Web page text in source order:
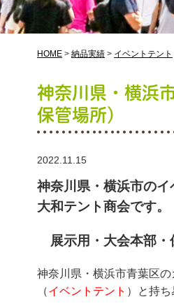
HOME > 納品実績 > イベントテント
神奈川県・横浜
保管場所）
2022.11.15
神奈川県・横浜市の
大和テント商会です。
展示用・大会本部・
神奈川県・横浜市青葉区
（イベントテント ）と持ち